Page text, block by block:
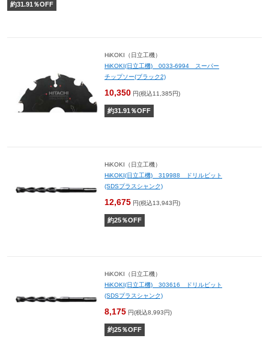
約31.91 ％OFF
HiKOKI（日立工機）
HiKOKI(日立工機) 0033-6994 スーパー
チップソー(ブラック2)
10,350 円(税込11,385円)
約31.91 ％OFF
HiKOKI（日立工機）
HiKOKI(日立工機) 319988 ドリルビット
(SDSプラスシャンク)
12,675 円(税込13,943円)
約25％OFF
HiKOKI（日立工機）
HiKOKI(日立工機) 303616 ドリルビット
(SDSプラスシャンク)
8,175 円(税込8,993円)
約25％OFF